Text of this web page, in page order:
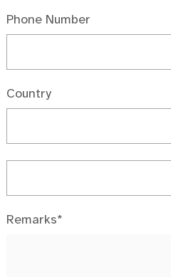
Phone Number
Country
Remarks*